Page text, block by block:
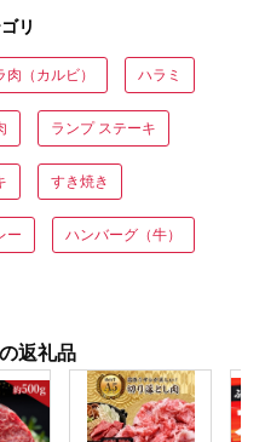
リ
肉（カルビ） ハラミ
ランプ ステーキ
すき焼き
ー ハンバーグ（牛）
返礼品